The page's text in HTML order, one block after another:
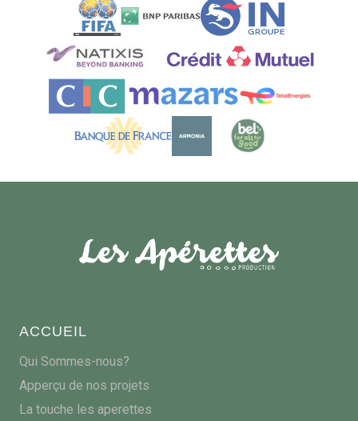
ACCUEIL
Qui Sommes-nous?
Apperçu de nos projets
La touche les aperettes